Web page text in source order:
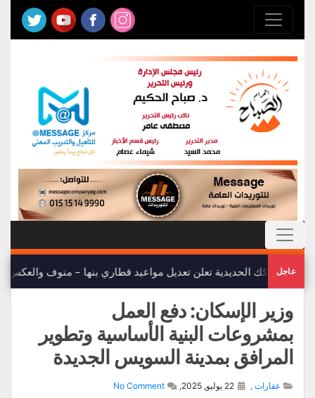
عاجل
هيئة السكك الحديدية تعلن تعديل مواعيد قطاري بنها – منوف والعكس
وزير الإسكان: دفع العمل
بمشروعات البنية الأساسية وتطوير
المرافق بمدينة السويس الجديدة
عقارات ,
No Comment